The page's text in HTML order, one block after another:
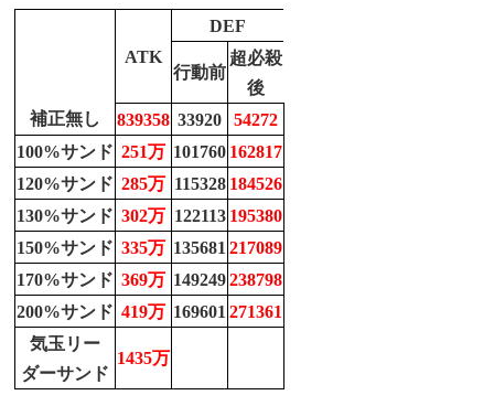
ATK
DEF
行動前
超必殺
後
補正無し
839358 33920
54272
100%サンド 251万 101760 162817
120%サンド 285万 115328 184526
130%サンド 302万 122113 195380
150%サンド 335万 135681 217089
170%サンド 369万 149249 238798
200%サンド 419万 169601 271361
気玉リー
ダーサンド
1435万